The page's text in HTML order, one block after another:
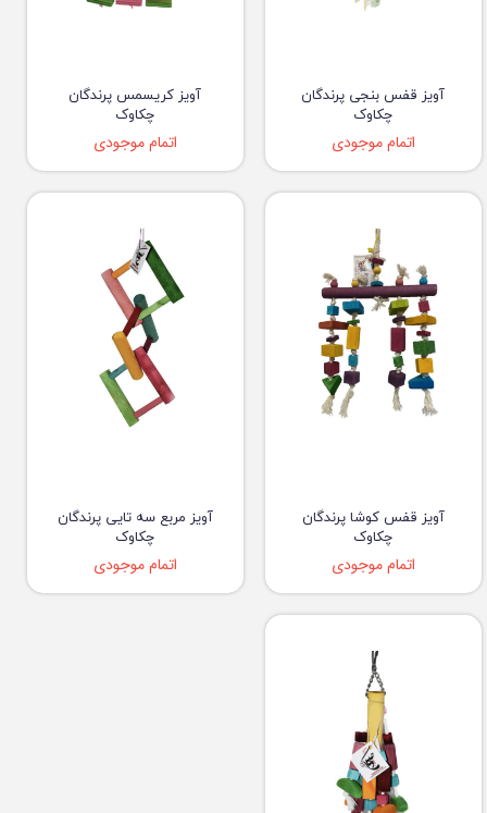
آویز قفس بنجی پرندگان
چکاوک
اتمام موجودی
آویز کریسمس پرندگان
چکاوک
اتمام موجودی
آویز قفس کوشا پرندگان
چکاوک
اتمام موجودی
آویز مربع سه تایی پرندگان
چکاوک
اتمام موجودی